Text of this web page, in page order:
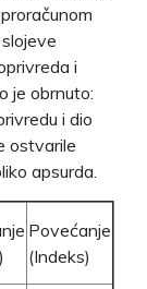
i
je obrnuto:
i dio
ostvarile
apsurda.
Povećanje
(Indeks)